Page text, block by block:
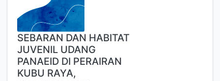
SEBARAN DAN HABITAT
JUVENIL UDANG
PANAEID DI PERAIRAN
KUBU RAYA,